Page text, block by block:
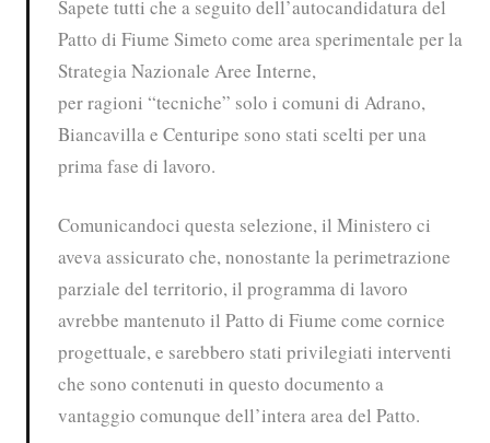
Sapete tutti che a seguito dell’autocandidatura del
Patto di Fiume Simeto come area sperimentale per la
Strategia Nazionale Aree Interne,
per ragioni “tecniche” solo i comuni di Adrano,
Biancavilla e Centuripe sono stati scelti per una
prima fase di lavoro.
Comunicandoci questa selezione, il Ministero ci
aveva assicurato che, nonostante la perimetrazione
parziale del territorio, il programma di lavoro
avrebbe mantenuto il Patto di Fiume come cornice
progettuale, e sarebbero stati privilegiati interventi
che sono contenuti in questo documento a
vantaggio comunque dell’intera area del Patto.